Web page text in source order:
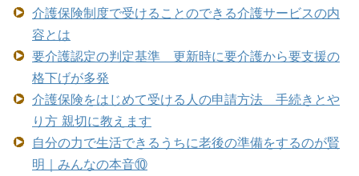
介護保険制度で受けることのできる介護サービスの内
容とは
要介護認定の判定基準 更新時に要介護から要支援の
格下げが多発
介護保険をはじめて受ける人の申請方法 手続きとや
り方 親切に教えます
自分の力で生活できるうちに老後の準備をするのが賢
明｜みんなの本音⑩